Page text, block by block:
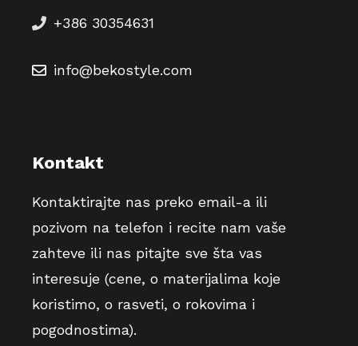
+386 30354631
info@bekostyle.com
Kontakt
Kontaktirajte nas preko email-a ili
pozivom na telefon i recite nam vaše
zahteve ili nas pitajte sve šta vas
interesuje (cene, o materijalima koje
koristimo, o rasveti, o rokovima i
pogodnostima).